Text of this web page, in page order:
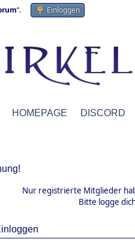
“. Einloggen
HOMEPAGE DISCORD
Nur registrierte Mitglieder
Bitte logge